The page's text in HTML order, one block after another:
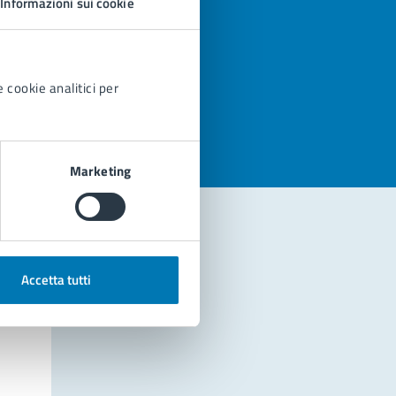
cookie analitici per
Marketing
Accetta tutti